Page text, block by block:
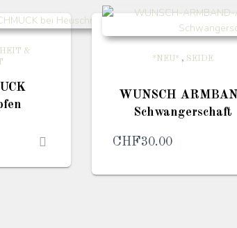
&
*NEU* , SEIDE
WUNSCH
Schwangerschaft
CHF30.00